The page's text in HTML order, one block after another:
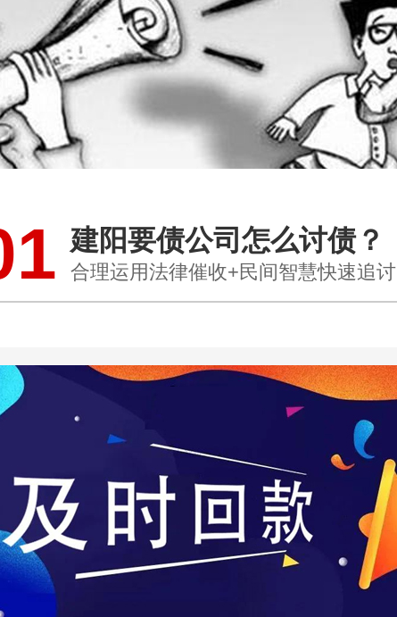
建阳要债公司怎么讨债？
合理运用法律催收+民间智慧快速追讨